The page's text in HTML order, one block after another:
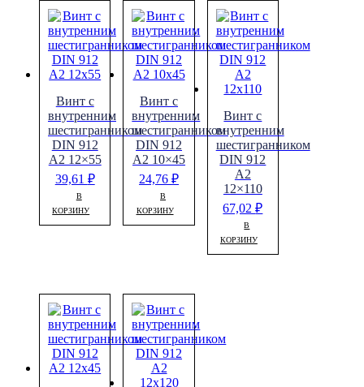
Винт с
внутренним
шестигранником
DIN 912
A2 12×55
39,61 ₽
В
КОРЗИНУ
Винт с
внутренним
шестигранником
DIN 912
A2 10×45
24,76₽
В
КОРЗИНУ
Винт с
внутренним
шестигранником
DIN 912
A2
12×110
67,02₽
В
КОРЗИНУ